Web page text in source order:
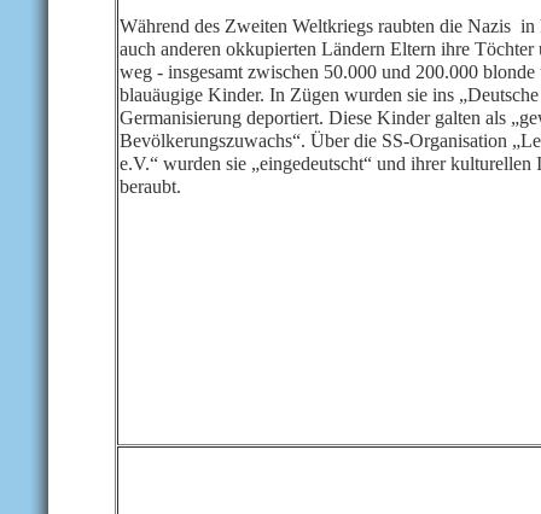
Während des Zweiten Weltkriegs raubten die Nazis in
auch anderen okkupierten Ländern Eltern ihre Töchter
weg - insgesamt zwischen 50.000 und 200.000 blonde
blauäugige Kinder. In Zügen wurden sie ins
Germanisierung deportiert. Diese Kinder galten als
Bevölkerungszuwachs“. Über die SS-Organisation
e.V.“ wurden sie „eingedeutscht“ und ihrer kulturellen
beraubt.